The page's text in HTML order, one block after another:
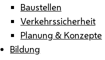
Baustellen
Verkehrssicherheit
Planung & Konzepte
Bildung